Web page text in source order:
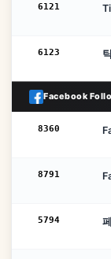
6121
6123
Facebook
8360
8791
5794